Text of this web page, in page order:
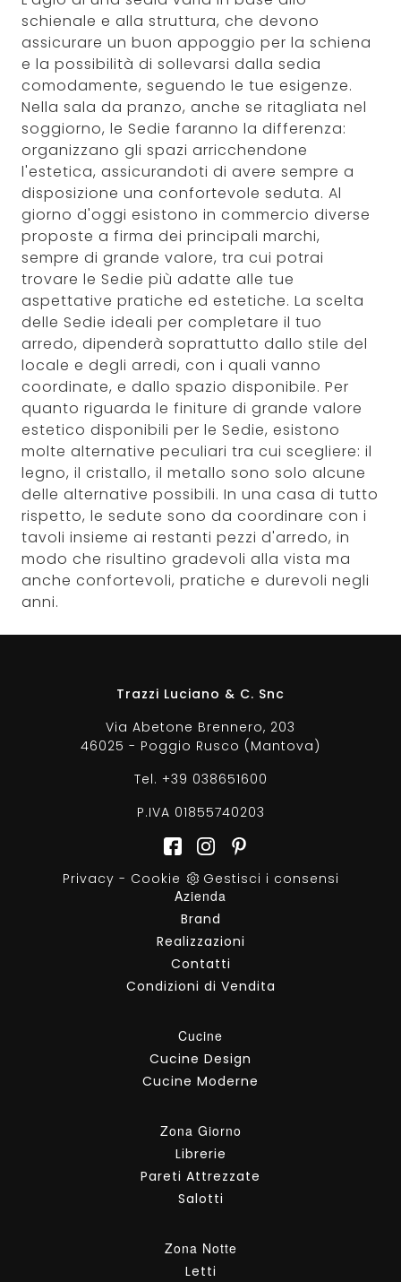
schienale e alla struttura, che devono
assicurare un buon appoggio per la schiena
e la possibilità di sollevarsi dalla sedia
comodamente, seguendo le tue esigenze.
Nella sala da pranzo, anche se ritagliata nel
soggiorno, le Sedie faranno la differenza:
organizzano gli spazi arricchendone
l'estetica, assicurandoti di avere sempre a
disposizione una confortevole seduta. Al
giorno d'oggi esistono in commercio diverse
proposte a firma dei principali marchi,
sempre di grande valore, tra cui potrai
trovare le Sedie più adatte alle tue
aspettative pratiche ed estetiche. La scelta
delle Sedie ideali per completare il tuo
arredo, dipenderà soprattutto dallo stile del
locale e degli arredi, con i quali vanno
coordinate, e dallo spazio disponibile. Per
quanto riguarda le finiture di grande valore
estetico disponibili per le Sedie, esistono
molte alternative peculiari tra cui scegliere: il
legno, il cristallo, il metallo sono solo alcune
delle alternative possibili. In una casa di tutto
rispetto, le sedute sono da coordinare con i
tavoli insieme ai restanti pezzi d'arredo, in
modo che risultino gradevoli alla vista ma
anche confortevoli, pratiche e durevoli negli
anni.
Trazzi Luciano & C. Snc
Via Abetone Brennero, 203
46025 - Poggio Rusco (Mantova)
Tel. +39 038651600
P.IVA 01855740203
Privacy - Cookie
Gestisci i consensi
Azienda
Brand
Realizzazioni
Contatti
Condizioni di Vendita
Cucine
Cucine Design
Cucine Moderne
Zona Giorno
Librerie
Pareti Attrezzate
Salotti
Zona Notte
Letti